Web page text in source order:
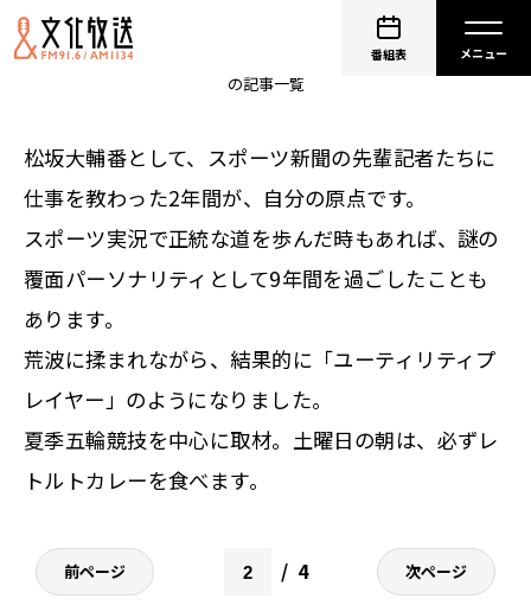
番組表
の記事一覧
松坂大輔番として、スポーツ新聞の先輩記者たちに
仕事を教わった2年間が、自分の原点です。
スポーツ実況で正統な道を歩んだ時もあれば、謎の
覆面パーソナリティとして9年間を過ごしたことも
あります。
荒波に揉まれながら、結果的に「ユーティリティプ
レイヤー」のようになりました。
夏季五輪競技を中心に取材。土曜日の朝は、必ずレ
トルトカレーを食べます。
前ページ 4 次ページ